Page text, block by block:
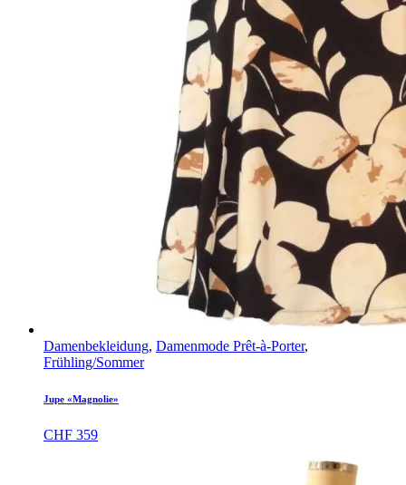
Damenbekleidung, Damenmode Prêt-à-Porter,
Frühling/Sommer
Jupe «Magnolie»
CHF 359